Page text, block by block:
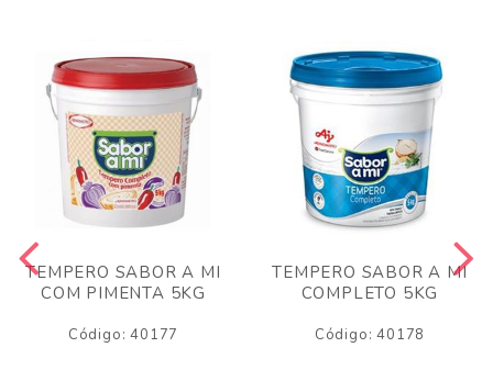
TEMPERO SABOR A MI
COM PIMENTA 5KG
Código: 40177
TEMPERO SABOR A MI
COMPLETO 5KG
Código: 40178